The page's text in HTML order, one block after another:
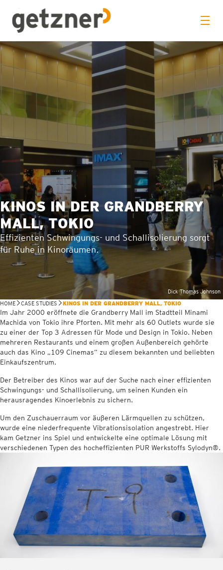
KINOS IN DER GRANDBERRY
MALL, TOKIO
Effizienten Schwingungs- und Schallisolierung sorgt
für Ruhe in Kinoräumen.
Dick Thomas Johnson
HOME
CASE STUDIES KINOS IN DER GRANDBERRY MALL, TOKIO
Im Jahr 2000 eröffnete die Grandberry Mall im Stadtteil Minami
Machida von Tokio ihre Pforten. Mit mehr als 60 Outlets wurde sie
zu einer der Top 3 Adressen für Mode und Design in Tokio. Neben
mehreren Restaurants und einem großen Außenbereich gehörte
auch das Kino „109 Cinemas“ zu diesem bekannten und beliebten
Einkaufszentrum.
Der Betreiber des Kinos war auf der Suche nach einer effizienten
Schwingungs- und Schallisolierung, um seinen Kunden ein
herausragendes Kinoerlebnis zu sichern.
Um den Zuschauerraum vor äußeren Lärmquellen zu schützen,
wurde eine niederfrequente Vibrationsisolation angestrebt. Hier
kam Getzner ins Spiel und entwickelte eine optimale Lösung mit
verschiedenen Typen des hocheffizienten PUR Werkstoffs Sylodyn®.